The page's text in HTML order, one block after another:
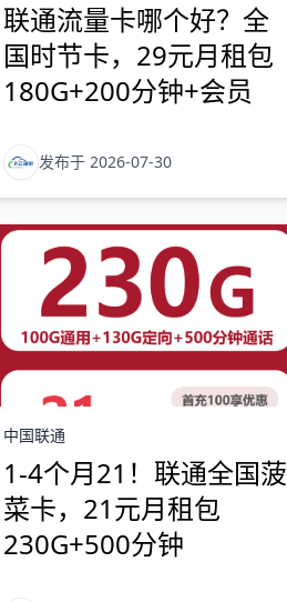
联通流量卡哪个好？全
国时节卡，29元月租包
180G+200分钟+会员
发布于 2026-07-30
中国联通
1-4个月21！联通全国菠
菜卡，21元月租包
230G+500分钟